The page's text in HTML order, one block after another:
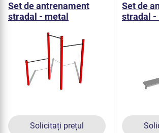
Set de antrenament
stradal - metal
Solicitați prețul
Set de
stradal -